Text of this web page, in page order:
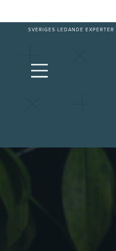
SVERIGES LEDANDE